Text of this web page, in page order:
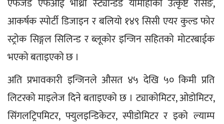
एफजेड एफआई भीथ्री स्ट्यान्डर्ड यामाहाको उत्कृष्ट रेसिङ,
आकर्षक स्पोर्टी डिजाइन र बलियो १४९ सिसी एयर कुल्ड फोर
स्ट्रोक सिङ्गल सिलिन्ड र ब्लूकोर इन्जिन सहितको मोटरबाईक
भएको बताइएको छ ।
अति प्रभावकारी इन्जिनले औसत ४५ देखि ५० किमी प्रति
लिटरको माइलेज दिने बताइएको छ । ट्याकोमिटर, ओडोमिटर,
सिंगलट्रिपमिटर, फ्युलइन्डिकेटर, स्पीडोमिटर र इको ल्याम्प